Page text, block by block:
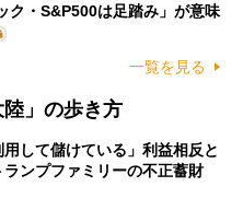
ク・S&P500は足踏み」が意味
一覧を見る
」の歩き方
用して儲けている」利益相反と
ンプファミリーの不正蓄財